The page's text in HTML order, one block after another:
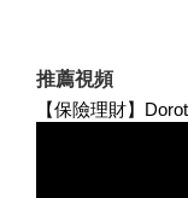
推薦視頻
【保險理財】